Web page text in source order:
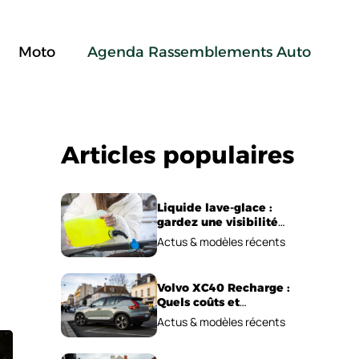
Moto Agenda Rassemblements Auto
Articles populaires
Liquide lave-glace :
gardez une visibilité
parfaite en voiture
Actus & modèles récents
Volvo XC40 Recharge :
Quels coûts et
performances
électriques ?
Actus & modèles récents